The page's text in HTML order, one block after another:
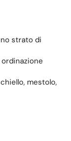
strato di
mestolo,